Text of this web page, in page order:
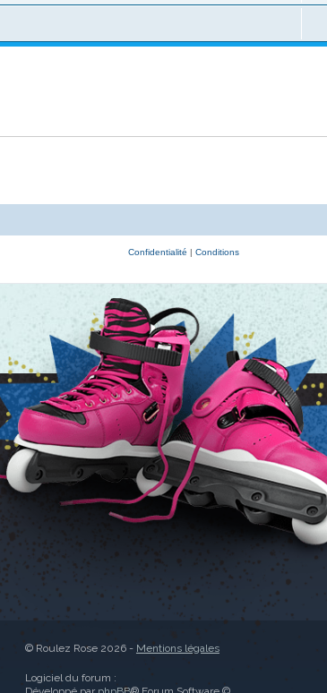
Confidentialité | Conditions
© Roulez Rose 2026 - Mentions légales
Logiciel du forum :